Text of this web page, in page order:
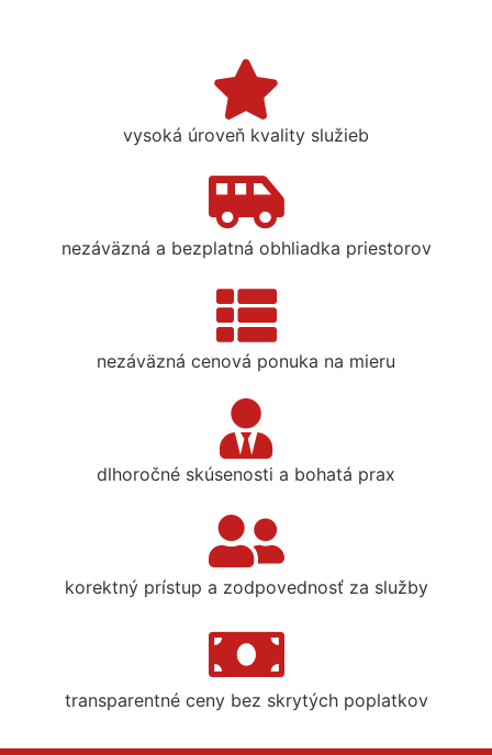
vysoká úroveň kvality služieb
nezáväzná a bezplatná obhliadka priestorov
nezáväzná cenová ponuka na mieru
dlhoročné skúsenosti a bohatá prax
korektný prístup a zodpovednosť za služby
transparentné ceny bez skrytých poplatkov